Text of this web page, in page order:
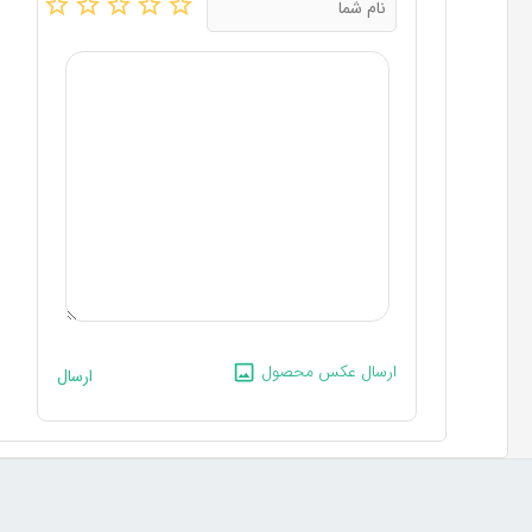
ارسال عکس محصول ارسال